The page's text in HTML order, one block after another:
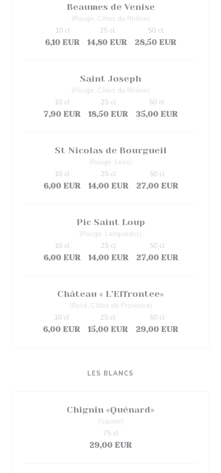
Beaumes de Venise
(Rouge, Côtes du Rhône)
6,10 EUR
10 cl
14,80 EUR
25 cl
28,50 EUR
50 cl
Saint Joseph
(Rouge, Côtes du Rhône)
7,90 EUR
10 cl
18,50 EUR
25 cl
35,00 EUR
50 cl
St Nicolas de Bourgueil
(Rouge, Loire)
6,00 EUR
10 cl
14,00 EUR
25 cl
27,00 EUR
50 cl
Pic Saint Loup
(Rouge, Languedoc)
6,00 EUR
10 cl
14,00 EUR
25 cl
27,00 EUR
50 cl
Château « L’Effrontee»
(Rosé, Côtes de Provence)
6,00 EUR
10 cl
15,00 EUR
25 cl
29,00 EUR
50 cl
LES BLANCS
Chignin «Quénard»
(Savoie)
29,00 EUR
75 cl